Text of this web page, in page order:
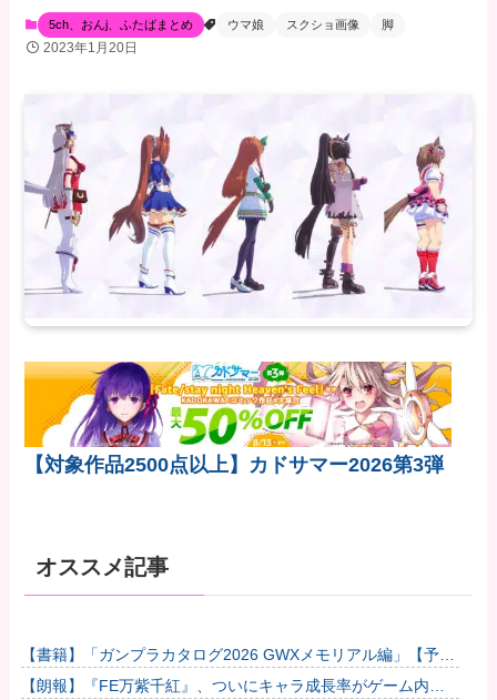
5ch、おんj、ふたばまとめ ウマ娘 スクショ画像 脚
2023年1月20日
【対象作品2500点以上】カドサマー2026第3弾
オススメ記事
【書籍】「ガンプラカタログ2026 GWXメモリアル編」【予約
開始】他
【朗報】『FE万紫千紅』、ついにキャラ成長率がゲーム内で